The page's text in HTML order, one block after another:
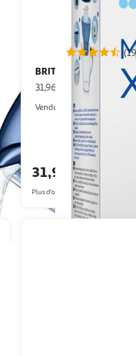
BRITA
Carafe Marella
31,96€ / pce
Vendu par 2KINGS
Livraison
31,96€
Plus d'offres à partir de